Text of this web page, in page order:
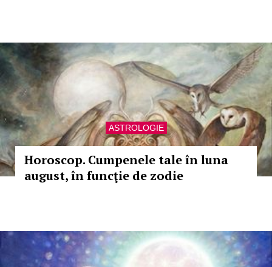
ASTROLOGIE
Horoscop. Cumpenele tale în luna
august, în funcţie de zodie